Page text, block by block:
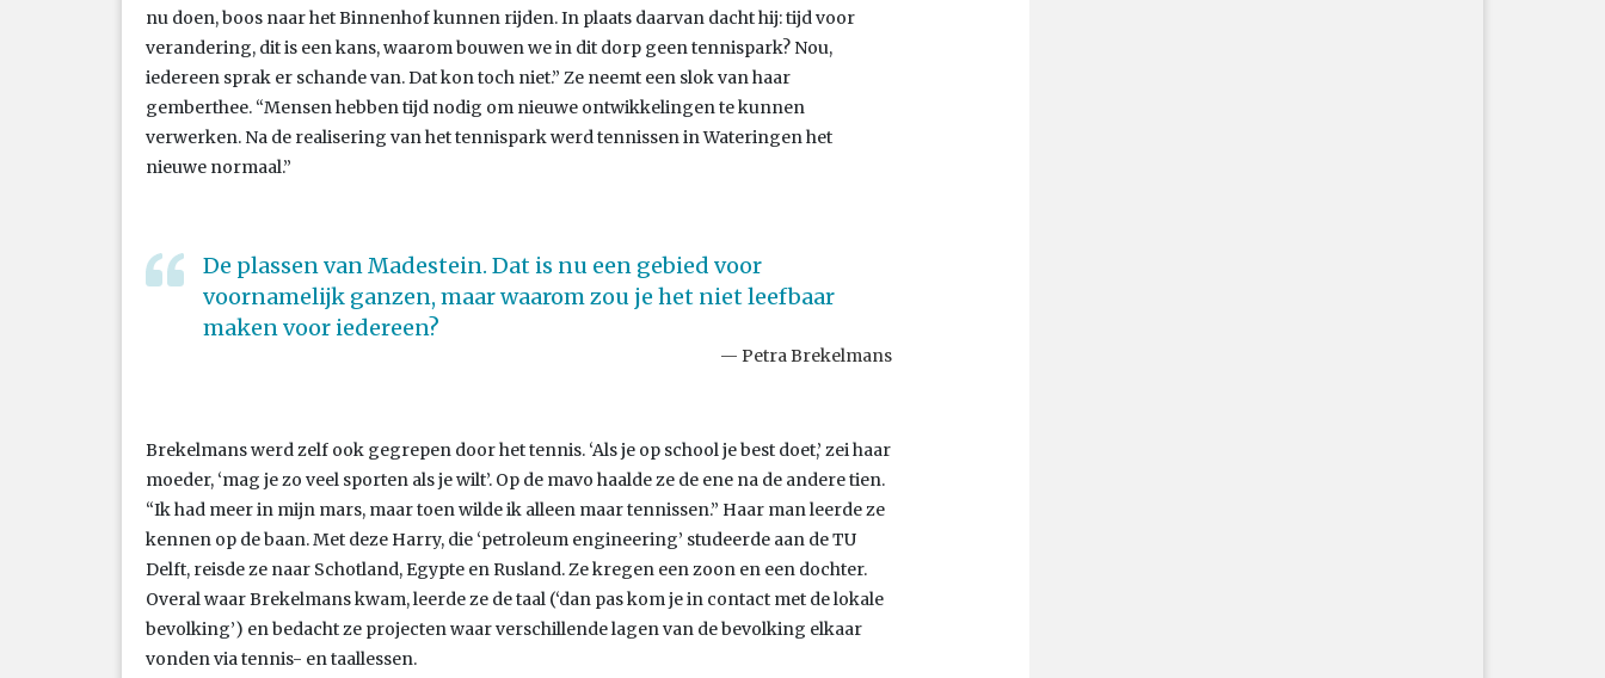
nu doen, boos naar het Binnenhof kunnen rijden. In plaats daarvan dacht hij: tijd voor
verandering, dit is een kans, waarom bouwen we in dit dorp geen tennispark? Nou,
iedereen sprak er schande van. Dat kon toch niet.” Ze neemt een slok van haar
gemberthee. “Mensen hebben tijd nodig om nieuwe ontwikkelingen te kunnen
verwerken. Na de realisering van het tennispark werd tennissen in Wateringen het
nieuwe normaal.”
De plassen van Madestein. Dat is nu een gebied voor
voornamelijk ganzen, maar waarom zou je het niet leefbaar
maken voor iedereen?
Petra Brekelmans
Brekelmans werd zelf ook gegrepen door het tennis. ‘Als je op school je best doet,’ zei haar
moeder, ‘mag je zo veel sporten als je wilt’. Op de mavo haalde ze de ene na de andere tien.
“Ik had meer in mijn mars, maar toen wilde ik alleen maar tennissen.” Haar man leerde ze
kennen op de baan. Met deze Harry, die ‘petroleum engineering’ studeerde aan de TU
Delft, reisde ze naar Schotland, Egypte en Rusland. Ze kregen een zoon en een dochter.
Overal waar Brekelmans kwam, leerde ze de taal (‘dan pas kom je in contact met de lokale
bevolking’) en bedacht ze projecten waar verschillende lagen van de bevolking elkaar
vonden via tennis- en taallessen.